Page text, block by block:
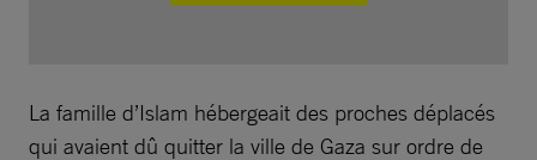
La famille d’Islam hébergeait des proches déplacés
qui avaient dû quitter la ville de Gaza sur ordre de